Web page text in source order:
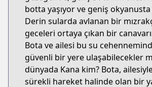
botta yaşıyor ve geniş
Derin sularda avlanan bir
geceleri ortaya çıkan bir
Bota ve ailesi bu su
güvenli bir yere ulaşabilecekler
dünyada Kana kim? Bota,
sürekli hareket halinde olan bir